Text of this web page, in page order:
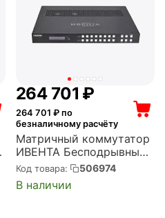
264 701 ₽
264 701 ₽ по
безналичному расчёту
Матричный коммутатор
ИВЕНТА Бесподрывный
с функцией
мультивьювер (БВК88М)
Код товара: 506974
В наличии